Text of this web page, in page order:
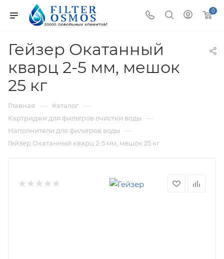
0
Гейзер Окатанный
кварц 2-5 мм, мешок
25 кг
Главная — Каталог —
Картриджи для фильтров очистки воды —
Наполнители для фильтров воды —
Гейзер Окатанный кварц 2-5 мм, мешок 25 кг